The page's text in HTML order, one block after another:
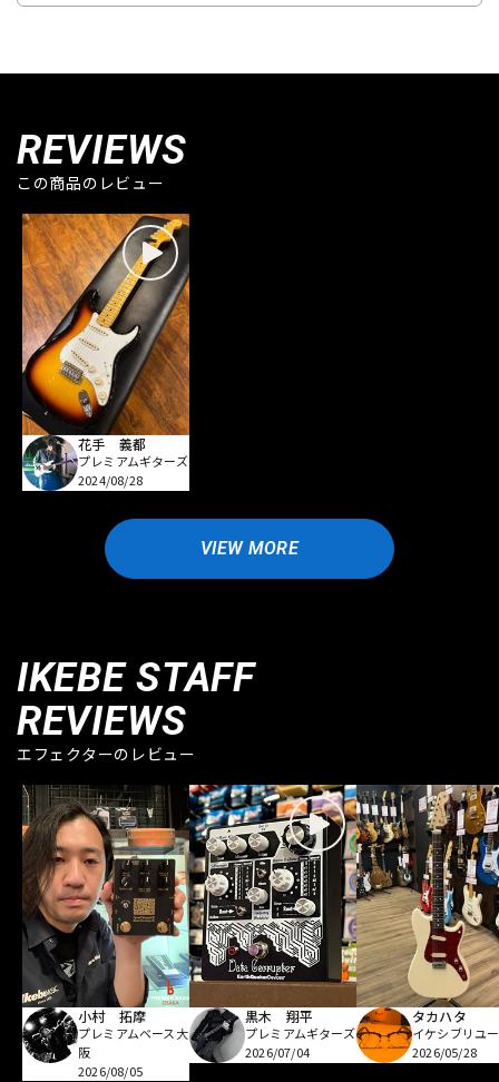
REVIEWS
この商品のレビュー
花手 義都
プレミアムギターズ
2024/08/28
VIEW MORE
IKEBE STAFF
REVIEWS
エフェクターのレビュー
小村 拓摩
プレミアムベース大
阪
2026/08/05
黒木 翔平
プレミアムギターズ
2026/07/04
タカハタ
イケシブリユ
2026/05/28